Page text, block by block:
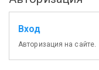
Вход
Авторизация на сайте.